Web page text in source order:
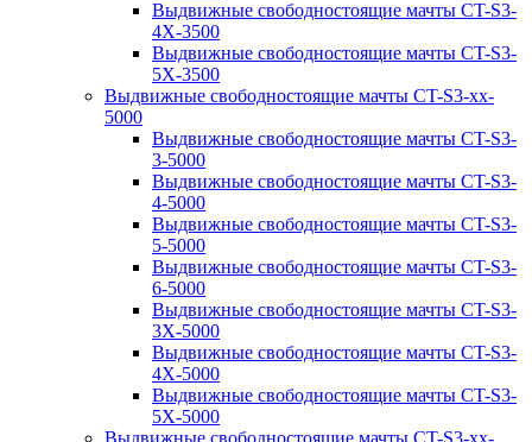
Выдвижные свободностоящие мачты CT-S3-
4X-3500
Выдвижные свободностоящие мачты CT-S3-
5X-3500
Выдвижные свободностоящие мачты CT-S3-xx-
5000
Выдвижные свободностоящие мачты CT-S3-
3-5000
Выдвижные свободностоящие мачты CT-S3-
4-5000
Выдвижные свободностоящие мачты CT-S3-
5-5000
Выдвижные свободностоящие мачты CT-S3-
6-5000
Выдвижные свободностоящие мачты CT-S3-
3X-5000
Выдвижные свободностоящие мачты CT-S3-
4X-5000
Выдвижные свободностоящие мачты CT-S3-
5X-5000
Выдвижные свободностоящие мачты CT-S3-xx-